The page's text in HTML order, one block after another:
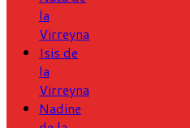
la
Virreyna
Isis de
la
Virreyna
Nadine